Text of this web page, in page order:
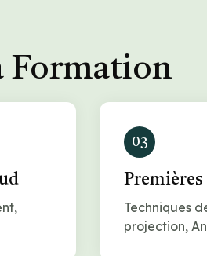
Formation
03
Techniques
projection,